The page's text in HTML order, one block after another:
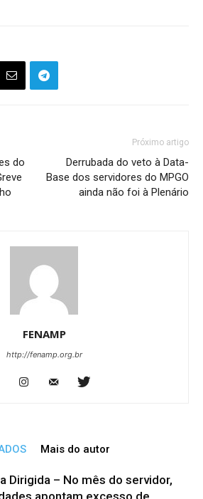
do
Próximo artigo
Derrubada do veto à Data-
Base dos servidores do MPGO
ainda não foi à Plenário
FENAMP
http://fenamp.org.br
Mais do autor
Dirigida – No mês do servidor,
apontam excesso de